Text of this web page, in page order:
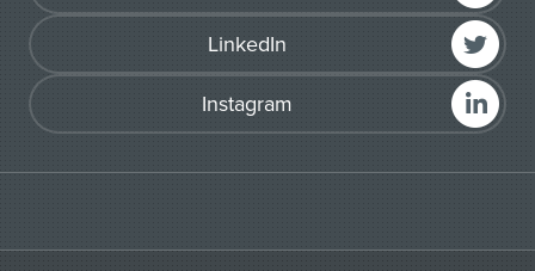
LinkedIn
Instagram